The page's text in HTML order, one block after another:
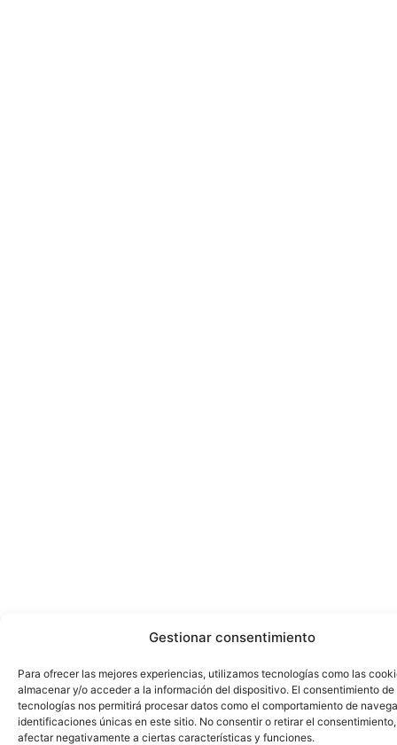
Gestionar consentimiento
Para ofrecer las mejores experiencias, utilizamos tecnologías como las
almacenar y/o acceder a la información del dispositivo. El consentimiento de
tecnologías nos permitirá procesar datos como el comportamiento de
identificaciones únicas en este sitio. No consentir o retirar el
afectar negativamente a ciertas características y funciones.